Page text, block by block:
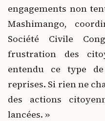
engagements non
Mashimango,
Société Civile
frustration des
entendu ce type
reprises. Si rien ne
des actions
lancées. »